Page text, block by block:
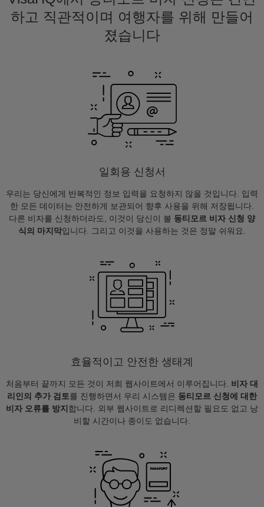
하고 직관적이며 여행자를 위해 만들어
졌습니다
일회용 신청서
우리는 당신에게 반복적인 정보 입력을 요청하지 않을 것입니다. 입력
한 모든 데이터는 안전하게 보관되어 향후 사용을 위해 저장됩니다.
다른 비자를 신청하더라도, 이것이 당신이 볼 동티모르 비자 신청 양
식의 마지막입니다. 그리고 이것을 사용하는 것은 정말 쉬워요.
효율적이고 안전한 생태계
처음부터 끝까지 모든 것이 저희 웹사이트에서 이루어집니다. 비자 대
리인의 추가 검토를 진행하면서 우리 시스템은 동티모르 신청에 대한
비자 오류를 방지 합니다. 외부 웹사이트로 리디렉션할 필요도 없고 낭
비할 시간이나 종이도 없습니다.